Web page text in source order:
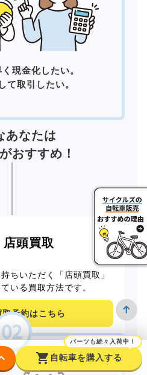
現金化したい。
て取引したい。
あなたは
がおすすめ！
店頭買取
ちいただく「店頭買取」
いる買取方法です。
取予約はこちら
shopping_cart
パーツも続々入荷中！
自転車を購入する